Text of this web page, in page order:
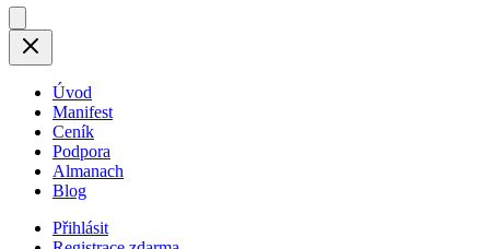
Úvod
Manifest
Ceník
Podpora
Almanach
Blog
Přihlásit